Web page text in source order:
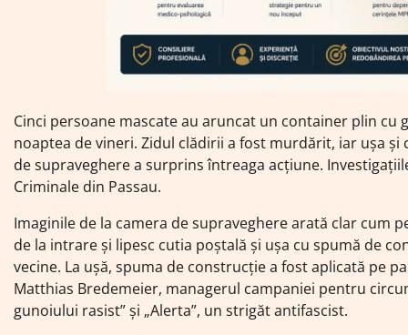
Cinci persoane mascate au aruncat un container plin
noaptea de vineri. Zidul clădirii a fost murdărit, iar ușa
de supraveghere a surprins întreaga acțiune.
Criminale din Passau.
Imaginile de la camera de supraveghere arată clar cum
de la intrare și lipesc cutia poștală și ușa cu spumă de
vecine. La ușă, spuma de construcție a fost aplicată pe
Matthias Bredemeier, managerul campaniei pentru
gunoiului rasist” și „Alerta”, un strigăt antifascist.